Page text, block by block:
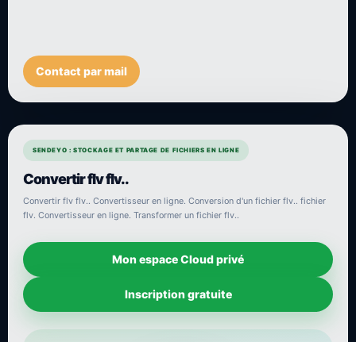
Contact par mail
SENDEYO : STOCKAGE ET PARTAGE DE FICHIERS EN LIGNE
Convertir flv flv..
Convertir flv flv.. Convertisseur en ligne. Conversion d'un fichier flv.. fichier
flv. Convertisseur en ligne. Transformer un fichier flv..
Mon espace Cloud privé
Inscription gratuite